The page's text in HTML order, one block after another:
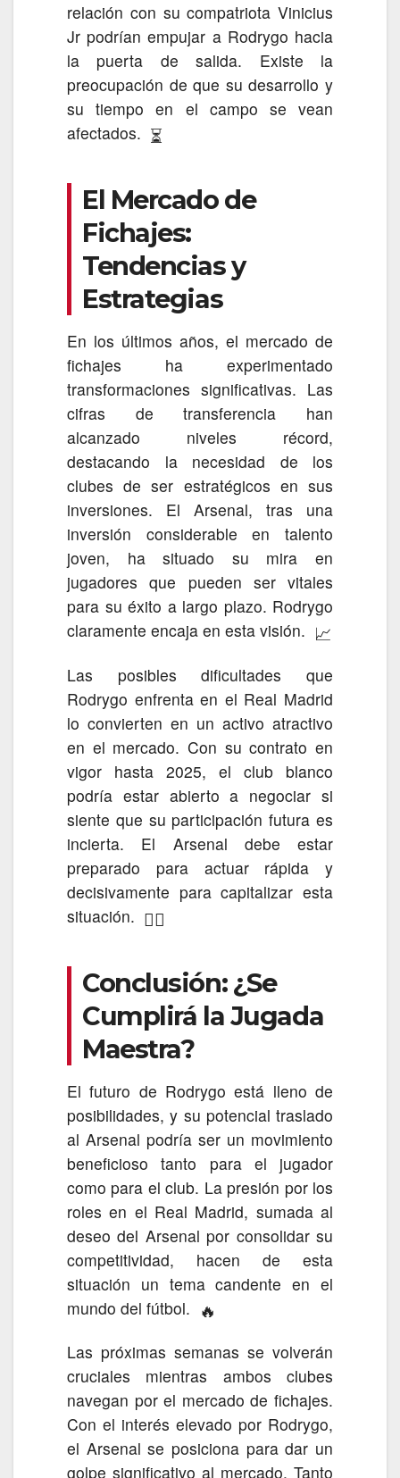
relación con su compatriota Vinicius
Jr podrían empujar a Rodrygo hacia
la puerta de salida. Existe la
preocupación de que su desarrollo y
su tiempo en el campo se vean
afectados. ⏳
El Mercado de
Fichajes:
Tendencias y
Estrategias
En los últimos años, el mercado de
fichajes ha experimentado
transformaciones significativas. Las
cifras de transferencia han
alcanzado niveles récord,
destacando la necesidad de los
clubes de ser estratégicos en sus
inversiones. El Arsenal, tras una
inversión considerable en talento
joven, ha situado su mira en
jugadores que pueden ser vitales
para su éxito a largo plazo. Rodrygo
claramente encaja en esta visión. 📈
Las posibles dificultades que
Rodrygo enfrenta en el Real Madrid
lo convierten en un activo atractivo
en el mercado. Con su contrato en
vigor hasta 2025, el club blanco
podría estar abierto a negociar si
siente que su participación futura es
incierta. El Arsenal debe estar
preparado para actuar rápida y
decisivamente para capitalizar esta
situación. 🏃‍♂️
Conclusión: ¿Se
Cumplirá la Jugada
Maestra?
El futuro de Rodrygo está lleno de
posibilidades, y su potencial traslado
al Arsenal podría ser un movimiento
beneficioso tanto para el jugador
como para el club. La presión por los
roles en el Real Madrid, sumada al
deseo del Arsenal por consolidar su
competitividad, hacen de esta
situación un tema candente en el
mundo del fútbol. 🔥
Las próximas semanas se volverán
cruciales mientras ambos clubes
navegan por el mercado de fichajes.
Con el interés elevado por Rodrygo,
el Arsenal se posiciona para dar un
golpe significativo al mercado. Tanto